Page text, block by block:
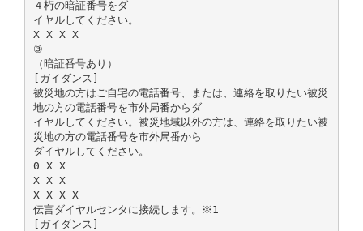
４桁の暗証番号をダ
イヤルしてください。
X X X X
③
（暗証番号あり）
[ガイダンス]
被災地の方はご自宅の電話番号、または、連絡を取りたい被災
地の方の電話番号を市外局番からダ
イヤルしてください。被災地域以外の方は、連絡を取りたい被
災地の方の電話番号を市外局番から
ダイヤルしてください。
0 X X
X X X
X X X X
伝言ダイヤルセンタに接続します。※1
[ガイダンス]